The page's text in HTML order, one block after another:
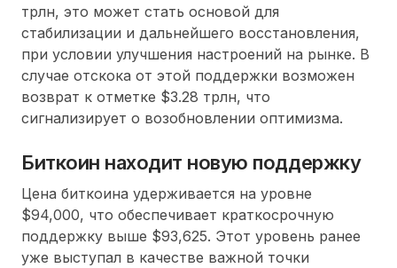
трлн, это может стать основой для
стабилизации и дальнейшего восстановления,
при условии улучшения настроений на рынке. В
случае отскока от этой поддержки возможен
возврат к отметке $3.28 трлн, что
сигнализирует о возобновлении оптимизма.
Биткоин находит новую поддержку
Цена биткоина удерживается на уровне
$94,000, что обеспечивает краткосрочную
поддержку выше $93,625. Этот уровень ранее
уже выступал в качестве важной точки